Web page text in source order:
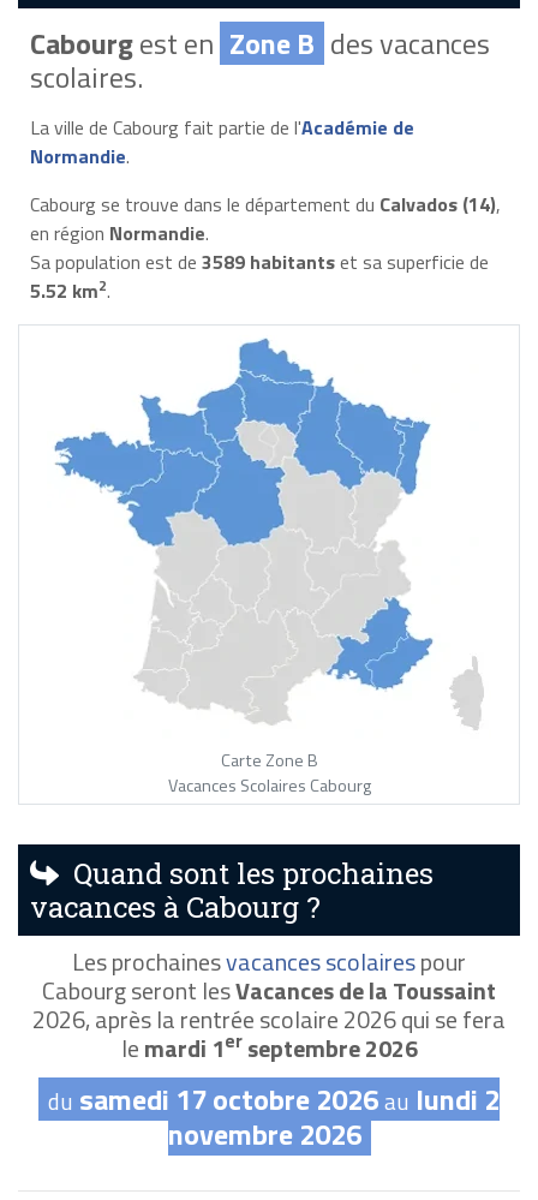
Cabourgest en Zone B des vacances
scolaires.
La ville de Cabourg fait partie de l'Académie de
Normandie.
Cabourg se trouve dans le département du Calvados (14),
en région Normandie.
Sa population est de 3589 habitantset sa superficie de
5.52 km2.
Carte Zone B
Vacances Scolaires Cabourg
Quand sont les prochaines
vacances à Cabourg ?
Les prochainesvacances scolairespour
Cabourg seront lesVacances de la Toussaint
2026, après la rentrée scolaire 2026 qui se fera
lemardi 1erseptembre 2026
du samedi 17 octobre 2026au lundi 2
novembre 2026